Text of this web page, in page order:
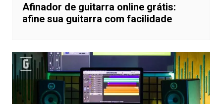
Afinador de guitarra online grátis:
afine sua guitarra com facilidade